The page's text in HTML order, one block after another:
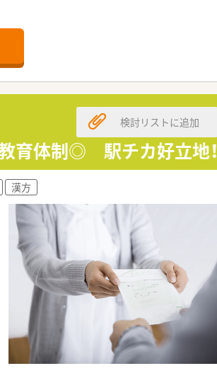
育体制◎ 駅チカ好立地！
検討リストに追加
漢方